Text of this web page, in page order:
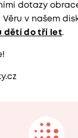
dotazy
v našem
dětí do tří let.